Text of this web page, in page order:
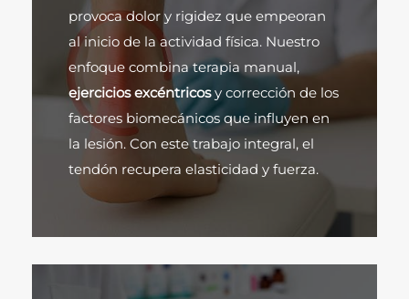
provoca dolor y rigidez que empeoran
al inicio de la actividad física. Nuestro
enfoque combina terapia manual,
ejercicios excéntricosy corrección de los
factores biomecánicos que influyen en
la lesión. Con este trabajo integral, el
tendón recupera elasticidad y fuerza.